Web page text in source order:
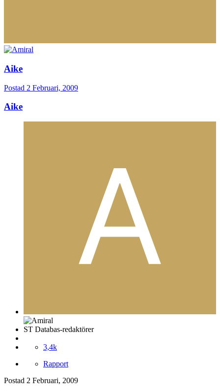
Aike
Postad 2 Februari, 2009
Aike
ST Databas-redaktörer
3,4k
Rapport
Postad 2 Februari, 2009